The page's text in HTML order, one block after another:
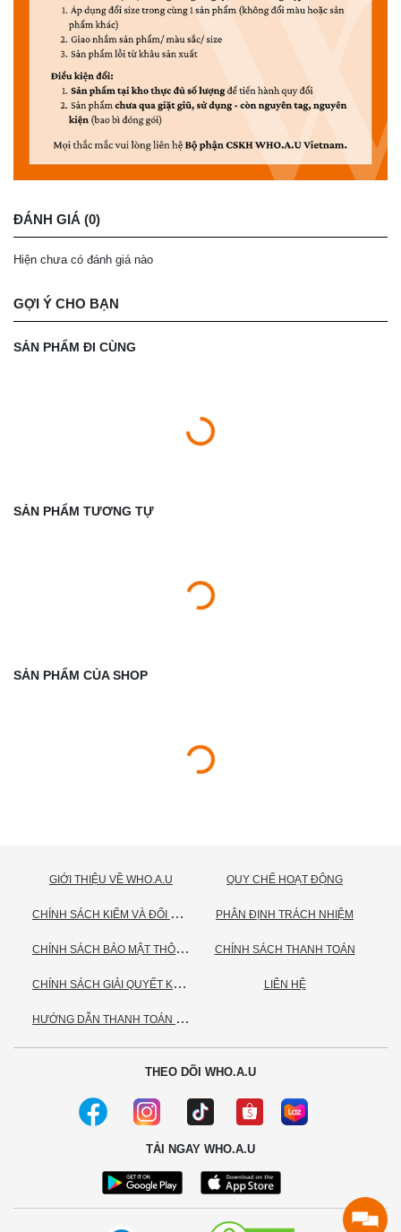
ĐÁNH GIÁ (0)
Hiện chưa có đánh giá nào
GỢI Ý CHO BẠN
SẢN PHẨM ĐI CÙNG
SẢN PHẨM TƯƠNG TỰ
SẢN PHẨM CỦA SHOP
GIỚI THIỆU VỀ WHO.A.U
C
HÍNH SÁCH KIỂM VÀ ĐỔI TRẢ HÀNG
C
HÍNH SÁCH BẢO MẬT THÔNG TIN CÁ NHÂN
C
HÍNH SÁCH GIẢI QUYẾT KHIẾU NẠI
H
ƯỚNG DẪN THANH TOÁN VNPAY
QUY CHẾ HOẠT ĐỘNG
PHÂN ĐỊNH TRÁCH NHIỆM
CHÍNH SÁCH THANH TOÁN
LIÊN HỆ
THEO DÕI WHO.A.U
TẢI NGAY WHO.A.U